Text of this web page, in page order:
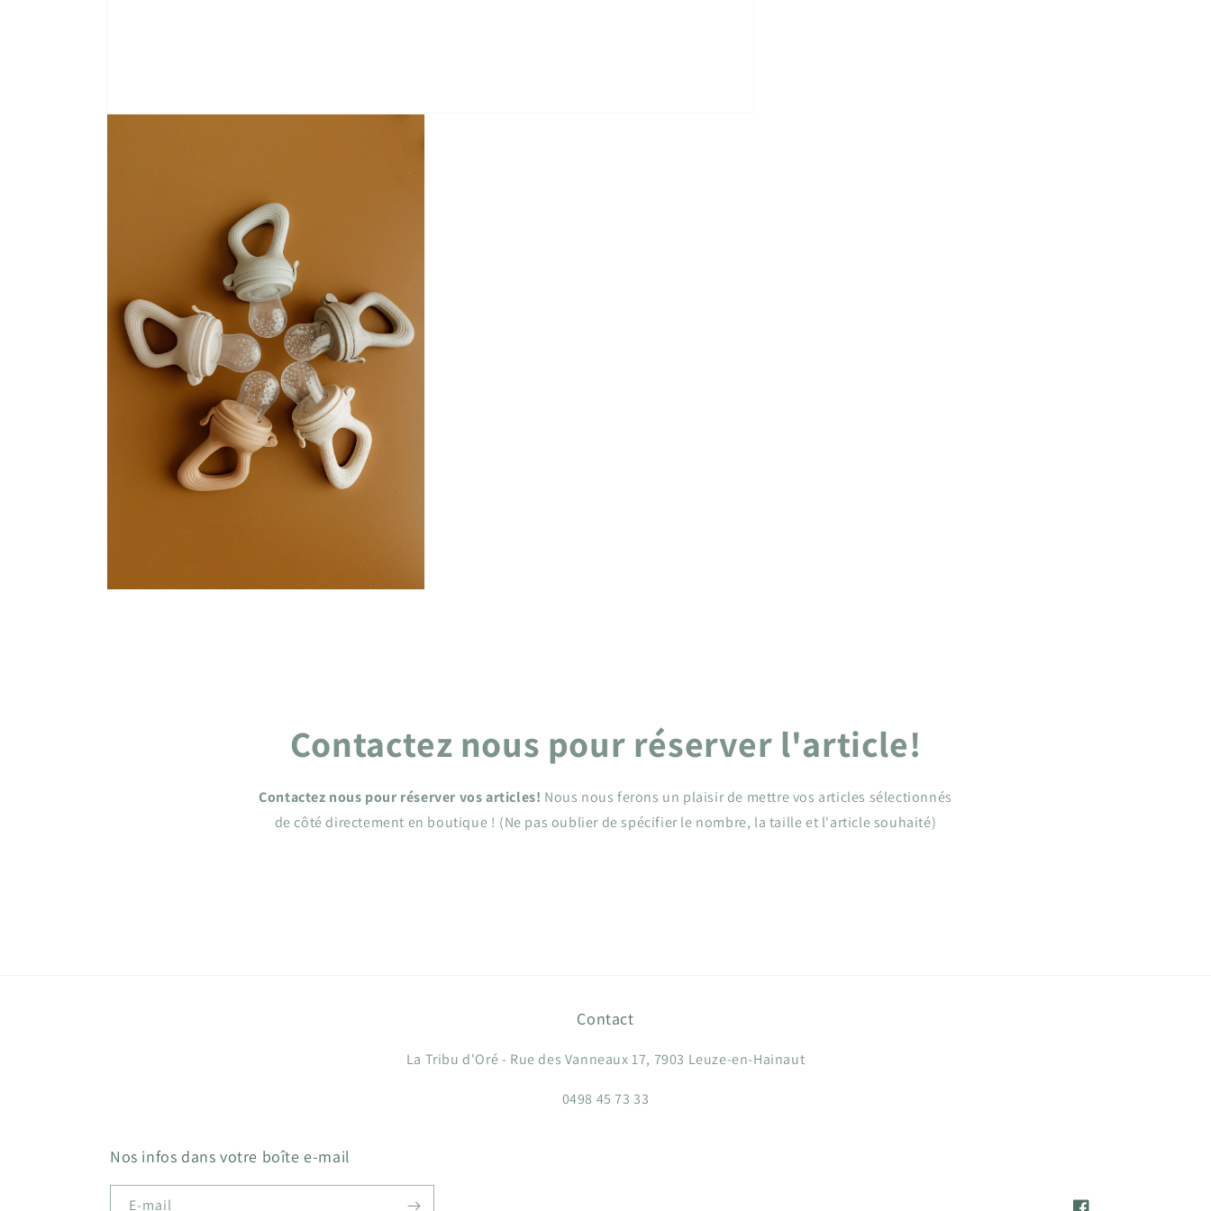
Contactez nous pour réserver l'article!
Contactez nous pour réserver vos articles! Nous nous ferons un plaisir de mettre vos articles sélectionnés
de côté directement en boutique ! (Ne pas oublier de spécifier le nombre, la taille et l'article souhaité)
Contact
La Tribu d'Oré - Rue des Vanneaux 17, 7903 Leuze-en-Hainaut
0498 45 73 33
Nos infos dans votre boîte e-mail
E-mail